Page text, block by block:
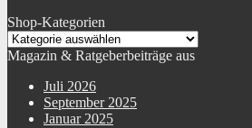
Shop-Kategorien
Magazin & Ratgeberbeiträge aus
Juli 2026
September 2025
Januar 2025